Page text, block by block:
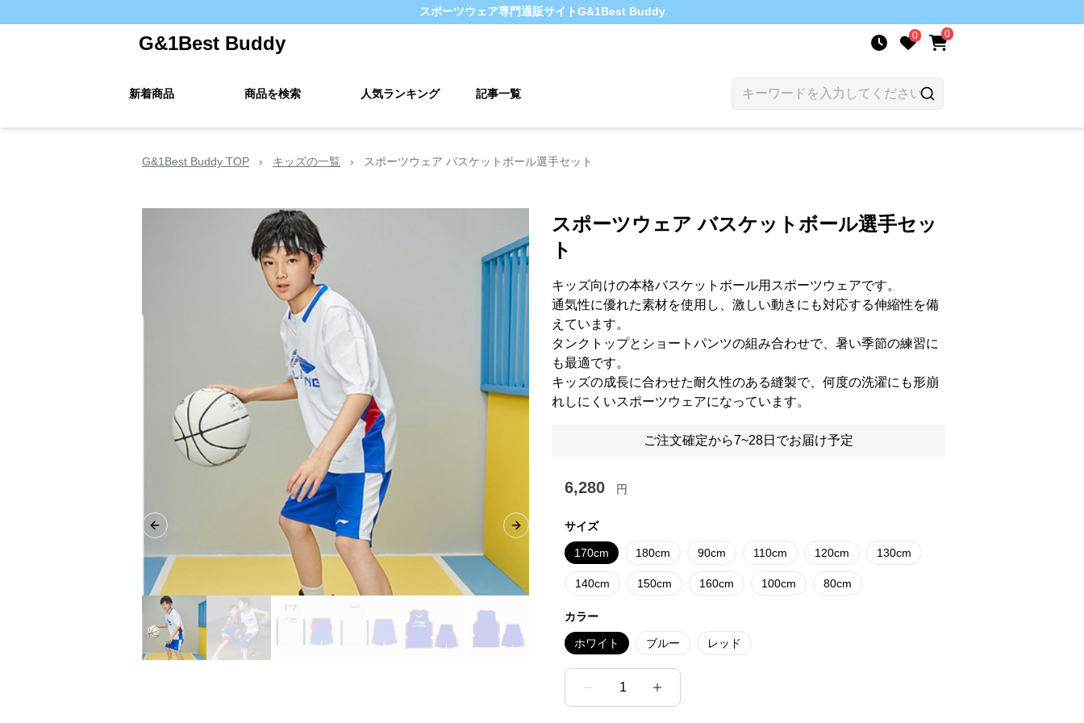
スポーツウェア専門通販サイトG&1Best Buddy
G&1Best Buddy 0 0
新着商品 商品を検索 人気ランキング 記事一覧
G&1Best Buddy TOP › キッズの一覧 › スポーツウェア バスケットボール選手セット
Previous slide Next slide
スポーツウェア バスケットボール選手セッ
ト
キッズ向けの本格バスケットボール用スポーツウェアです。
通気性に優れた素材を使用し、激しい動きにも対応する伸縮性を備
えています。
タンクトップとショートパンツの組み合わせで、暑い季節の練習に
も最適です。
キッズの成長に合わせた耐久性のある縫製で、何度の洗濯にも形崩
れしにくいスポーツウェアになっています。
ご注文確定から7~28日でお届け予定
6,280 円
サイズ
170cm 180cm 90cm 110cm 120cm 130cm
140cm 150cm 160cm 100cm 80cm
カラー
ホワイト ブルー レッド
1